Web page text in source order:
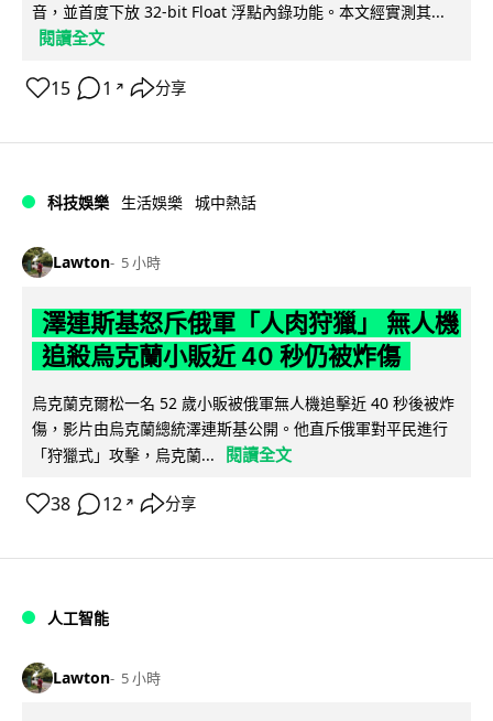
音，並首度下放 32-bit Float 浮點內錄功能。本文經實測其...
閱讀全文
15 1 ↗ 分享
科技娛樂 生活娛樂 城中熱話
Lawton 5 小時
澤連斯基怒斥俄軍「人肉狩獵」 無人機
追殺烏克蘭小販近 40 秒仍被炸傷
烏克蘭克爾松一名 52 歲小販被俄軍無人機追擊近 40 秒後被炸
傷，影片由烏克蘭總統澤連斯基公開。他直斥俄軍對平民進行
「狩獵式」攻擊，烏克蘭...
閱讀全文
38 12 ↗ 分享
人工智能
Lawton 5 小時